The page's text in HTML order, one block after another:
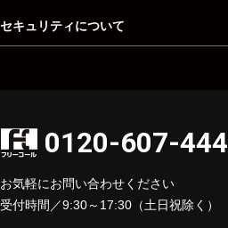
セキュリティについて
0120-607-444
お気軽にお問い合わせください
受付時間／9:30～17:30（土日祝除く）